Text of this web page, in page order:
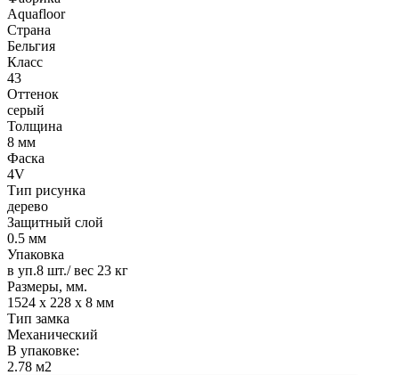
Aquafloor
Страна
Бельгия
Класс
43
Оттенок
серый
Толщина
8 мм
Фаска
4V
Тип рисунка
дерево
Защитный слой
0.5 мм
Упаковка
в уп.8 шт./ вес 23 кг
Размеры, мм.
1524 х 228 х 8 мм
Тип замка
Механический
В упаковке:
2.78 м2